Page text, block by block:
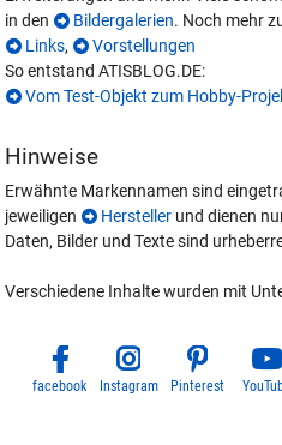
in den
Bildergalerien. Noch mehr
Links,
Vorstellungen
So entstand ATISBLOG.DE:
Vom Test-Objekt zum Hobby-
Hinweise
Erwähnte Markennamen sind
jeweiligen
Hersteller und dienen
Daten, Bilder und Texte sind
Verschiedene Inhalte wurden mit
facebook Instagram Pinterest